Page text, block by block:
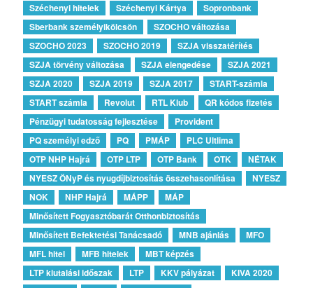
Széchenyi hitelek
Széchenyi Kártya
Sopronbank
Sberbank személyikölcsön
SZOCHO változása
SZOCHO 2023
SZOCHO 2019
SZJA visszatérítés
SZJA törvény változása
SZJA elengedése
SZJA 2021
SZJA 2020
SZJA 2019 SZJA 2017
START-számla
START számla
Revolut RTL Klub
QR kódos fizetés
Pénzügyi tudatosság fejlesztése
Provident
PQ személyi edző
PQ PMÁP
PLC Ultlima
OTP NHP Hajrá
OTP LTP OTP Bank OTK
NÉTAK
NYESZ ÖNyP és nyugdíjbiztosítás összehasonlítása
NYESZ
NOK
NHP Hajrá MÁPP
MÁP
Minősített Fogyasztóbarát Otthonbiztosítás
Minősített Befektetési Tanácsadó
MNB ajánlás
MFO
MFL hitel
MFB hitelek
MBT képzés
LTP kiutalási időszak
LTP KKV pályázat
KIVA 2020